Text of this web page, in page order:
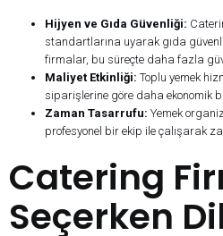
Hijyen ve Gıda Güvenliği:
standartlarına uyarak gıda
firmalar, bu süreçte daha fazla
Maliyet Etkinliği: Toplu yemek
siparişlerine göre daha ekonomik
Zaman Tasarrufu: Yemek
profesyonel bir ekip ile çalışarak
Catering
Seçerken